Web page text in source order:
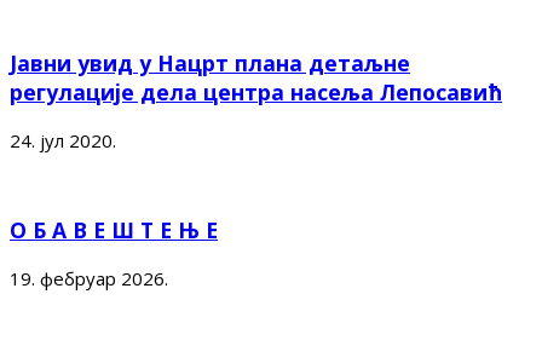
Јавни увид у Нацрт плана детаљне
регулације дела центра насеља Лепосавић
24. јул 2020.
О Б А В Е Ш Т Е Њ Е
19. фебруар 2026.